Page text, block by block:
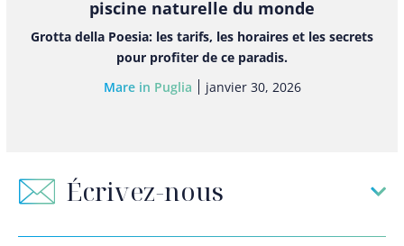
piscine naturelle du monde
Grotta della Poesia: les tarifs, les horaires et les secrets
pour profiter de ce paradis.
Mare in Puglia
janvier 30, 2026
Écrivez-nous